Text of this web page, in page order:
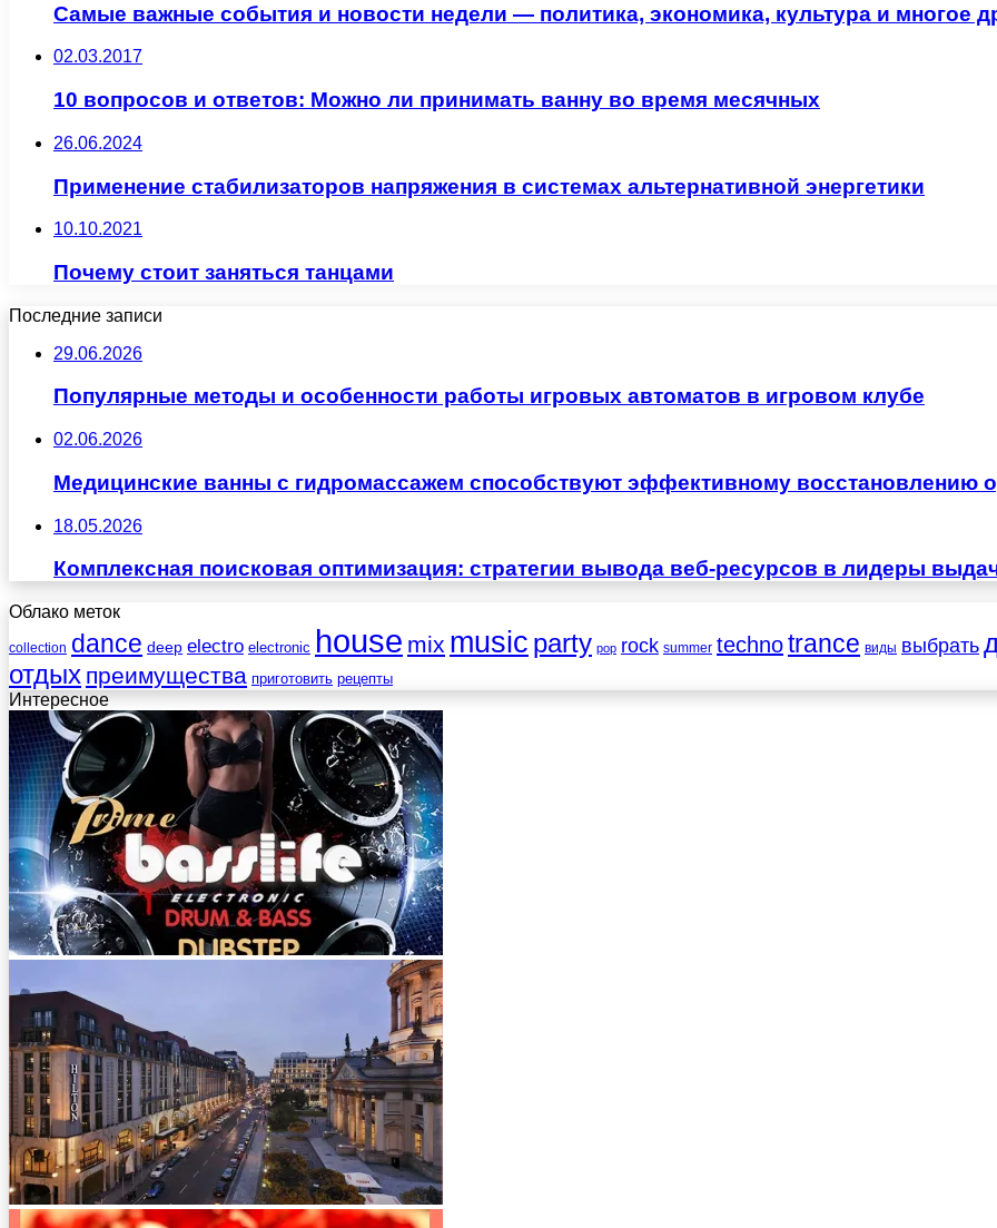
Самые важные события и новости недели — политика, экономика, культура и многое
02.03.2017
10 вопросов и ответов: Можно ли принимать ванну во время месячных
26.06.2024
Применение стабилизаторов напряжения в системах альтернативной энергетики
10.10.2021
Почему стоит заняться танцами
Последние записи
29.06.2026
Популярные методы и особенности работы игровых автоматов в игровом клубе
02.06.2026
Медицинские ванны с гидромассажем способствуют эффективному восстановлению
18.05.2026
Комплексная поисковая оптимизация: стратегии вывода веб-ресурсов в лидеры
Облако меток
collection dance deep electro electronic house mix music party pop rock summer technotrance виды выбрать
отдых преимущества приготовить рецепты
Интересное